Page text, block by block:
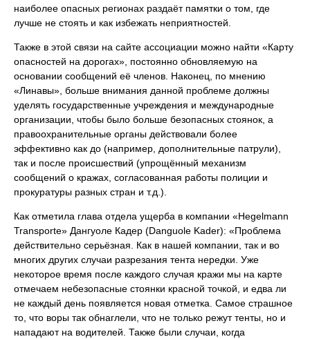
наиболее опасных регионах раздаёт памятки о том, где
лучше не стоять и как избежать неприятностей.
Также в этой связи на сайте ассоциации можно найти «Карту
опасностей на дорогах», постоянно обновляемую на
основании сообщений её членов. Наконец, по мнению
«Линавы», больше внимания данной проблеме должны
уделять государственные учреждения и международные
организации, чтобы было больше безопасных стоянок, а
правоохранительные органы действовали более
эффективно как до (например, дополнительные патрули),
так и после происшествий (упрощённый механизм
сообщений о кражах, согласованная работы полиции и
прокуратуры разных стран и т.д.).
Как отметила глава отдела ущерба в компании «Hegelmann
Transporte» Дангуоле Кадер (Danguole Kader): «Проблема
действительно серьёзная. Как в нашей компании, так и во
многих других случаи разрезания тента нередки. Уже
некоторое время после каждого случая кражи мы на карте
отмечаем небезопасные стоянки красной точкой, и едва ли
не каждый день появляется новая отметка. Самое страшное
то, что воры так обнаглели, что не только режут тенты, но и
нападают на водителей. Также были случаи, когда